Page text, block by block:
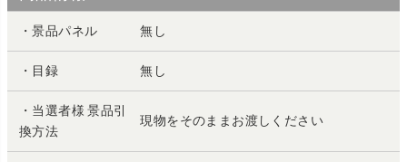
・景品パネル 無し
・目録 無し
・当選者様 景品引
換方法
現物をそのままお渡しください